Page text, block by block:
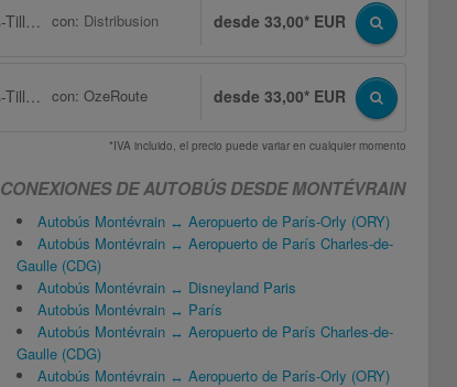
Aeropuerto de Beauvais-Tillé (BVA) via Tillé con: Distribusion desde 33,00* EUR
Aeropuerto de Beauvais-Tillé (BVA) con: OzeRoute desde 33,00* EUR
*IVA incluido, el precio puede variar en cualquier momento
CONEXIONES DE AUTOBÚS DESDE MONTÉVRAIN
Autobús Montévrain ↔ Aeropuerto de París-Orly (ORY)
Autobús Montévrain ↔ Aeropuerto de París Charles-de-
Gaulle (CDG)
Autobús Montévrain ↔ Disneyland Paris
Autobús Montévrain ↔ París
Autobús Montévrain ↔ Aeropuerto de París Charles-de-
Gaulle (CDG)
Autobús Montévrain ↔ Aeropuerto de París-Orly (ORY)